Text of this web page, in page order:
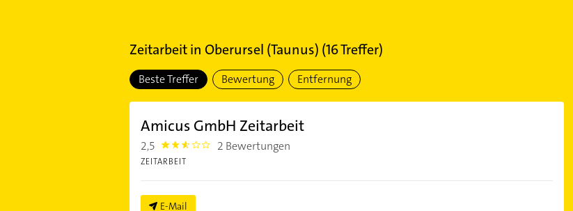
Zeitarbeitin Oberursel (Taunus) (16Treffer)
Beste Treffer Bewertung Entfernung
Amicus GmbH Zeitarbeit
2,5 2.5 2 Bewertungen
ZEITARBEIT
E-Mail